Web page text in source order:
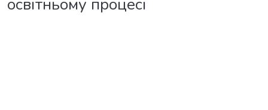
освітньому процесі